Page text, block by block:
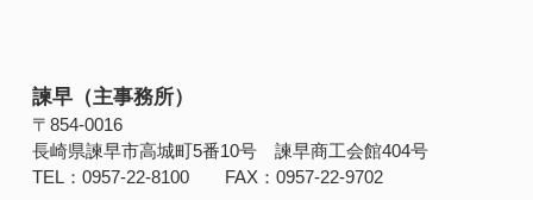
諫早（主事務所）
〒854‐0016
長崎県諫早市高城町5番10号 諫早商工会館404号
TEL：0957-22-8100 FAX：0957-22-9702